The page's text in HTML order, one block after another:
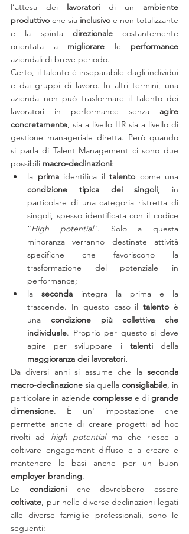
l’attesa dei lavoratori di un ambiente
produttivo che sia inclusivo e non totalizzante
e la spinta direzionale costantemente
orientata a migliorare le
aziendali di breve periodo.
Certo, il talento è inseparabile dagli individui
e dai gruppi di lavoro. In altri termini, una
azienda non può trasformare il talento dei
lavoratori in performance senza agire
concretamente, sia a livello HR sia a livello di
gestione manageriale diretta. Però quando
si parla di Talent Management ci sono due
possibili macro-declinazioni:
la prima identifica il talento come una
condizione tipica dei singoli, in
particolare di una categoria ristretta di
singoli, spesso identificata con il codice
“High potential”. Solo a questa
minoranza verranno destinate attività
specifiche che favoriscono la
trasformazione del potenziale in
performance;
la seconda integra la prima e la
trascende. In questo caso il talento è
una condizione più collettiva che
individuale. Proprio per questo si deve
agire per sviluppare i talenti
maggioranza dei lavoratori.
Da diversi anni si assume che la seconda
macro-declinazione sia quella consigliabile, in
particolare in aziende complesse e di grande
dimensione. È un' impostazione che
permette anche di creare progetti ad hoc
rivolti ad high potential ma che riesce a
coltivare engagement diffuso e a creare e
employer branding.
Le condizioni
coltivate, pur nelle diverse declinazioni legati
alle diverse famiglie professionali, sono le
seguenti: